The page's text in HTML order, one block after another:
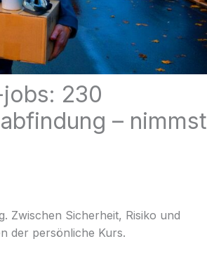
230
– nimmst
Zwischen Sicherheit, Risiko und
der persönliche Kurs.